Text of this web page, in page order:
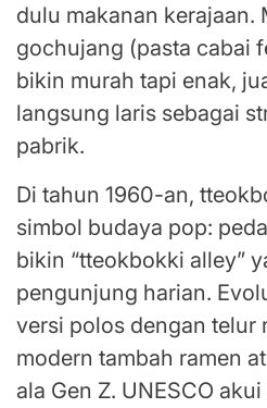
dulu makanan kerajaan.
gochujang (pasta cabai
bikin murah tapi enak,
langsung laris sebagai
pabrik.
Di tahun 1960-an,
simbol budaya pop:
bikin “tteokbokki alley”
pengunjung harian.
versi polos dengan telur
modern tambah ramen
ala Gen Z. UNESCO